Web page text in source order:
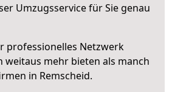
Umzugsservice für Sie genau
professionelles Netzwerk
weitaus mehr bieten als manch
in Remscheid.